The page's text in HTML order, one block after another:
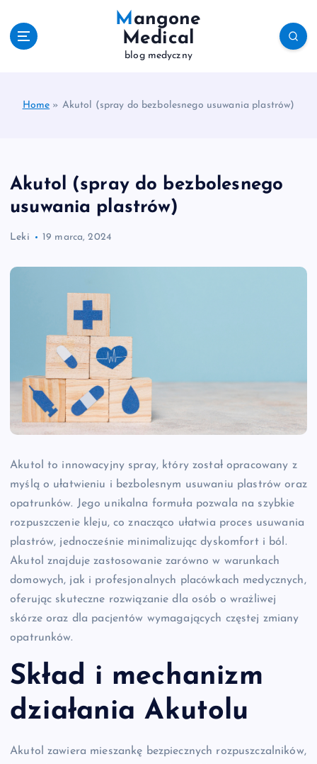
Mangone
Medical
blog medyczny
Home » Akutol (spray do bezbolesnego usuwania plastrów)
Akutol (spray do bezbolesnego
usuwania plastrów)
Leki 19 marca, 2024
Akutol to innowacyjny spray, który został opracowany z
myślą o ułatwieniu i bezbolesnym usuwaniu plastrów oraz
opatrunków. Jego unikalna formuła pozwala na szybkie
rozpuszczenie kleju, co znacząco ułatwia proces usuwania
plastrów, jednocześnie minimalizując dyskomfort i ból.
Akutol znajduje zastosowanie zarówno w warunkach
domowych, jak i profesjonalnych placówkach medycznych,
oferując skuteczne rozwiązanie dla osób o wrażliwej
skórze oraz dla pacjentów wymagających częstej zmiany
opatrunków.
Skład i mechanizm
działania Akutolu
Akutol zawiera mieszankę bezpiecznych rozpuszczalników,